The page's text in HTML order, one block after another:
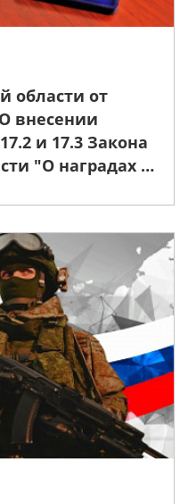
области от
внесении
и 17.3 Закона
"О наградах и